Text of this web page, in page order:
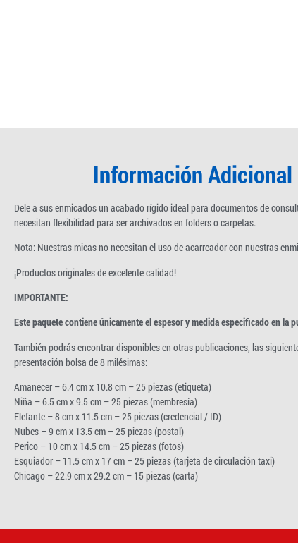
Información Adicional
Dele a sus enmicados un acabado rígido ideal para documentos de
necesitan flexibilidad para ser archivados en folders o carpetas.
Nota: Nuestras micas no necesitan el uso de acarreador con nuestras
¡Productos originales de excelente calidad!
IMPORTANTE:
Este paquete contiene únicamente el espesor y medida especificado en la
También podrás encontrar disponibles en otras publicaciones, las
presentación bolsa de 8 milésimas:
Amanecer – 6.4 cm x 10.8 cm – 25 piezas (etiqueta)
Niña – 6.5 cm x 9.5 cm – 25 piezas (membresía)
Elefante – 8 cm x 11.5 cm – 25 piezas (credencial / ID)
Nubes – 9 cm x 13.5 cm – 25 piezas (postal)
Perico – 10 cm x 14.5 cm – 25 piezas (fotos)
Esquiador – 11.5 cm x 17 cm – 25 piezas (tarjeta de circulación taxi)
Chicago – 22.9 cm x 29.2 cm – 15 piezas (carta)